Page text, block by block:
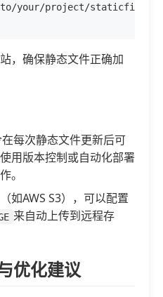
your/project/staticfiles/;
，确保静态文件正确加
每次静态文件更新后可
用版本控制或自动化部署
。
如AWS S3），可以配置
来自动上传到远程存
优化建议